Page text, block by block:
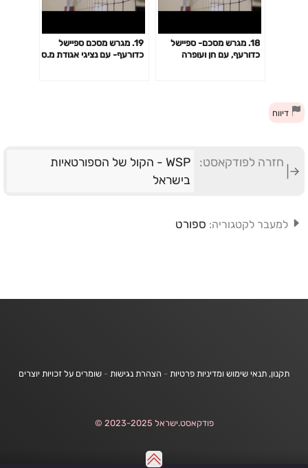
18. מגרש מסכם- ספיישל
כדורעף, עם חן ועופרה
19. מגרש מסכם ספיישל
כדורעף- עם נציגי אגודת מ.ס
דיווח
חזרה לפודקאסט:
WSP - הקול של הספורטאיות
בישראל
למעבר לקטגוריה: ספורט
תקנון, תנאי שימוש ומדיניות פרטיות - הצהרת נגישות - שומרים על זכויות יוצרים
פודקאסט.ישראל 2023-2025 ©